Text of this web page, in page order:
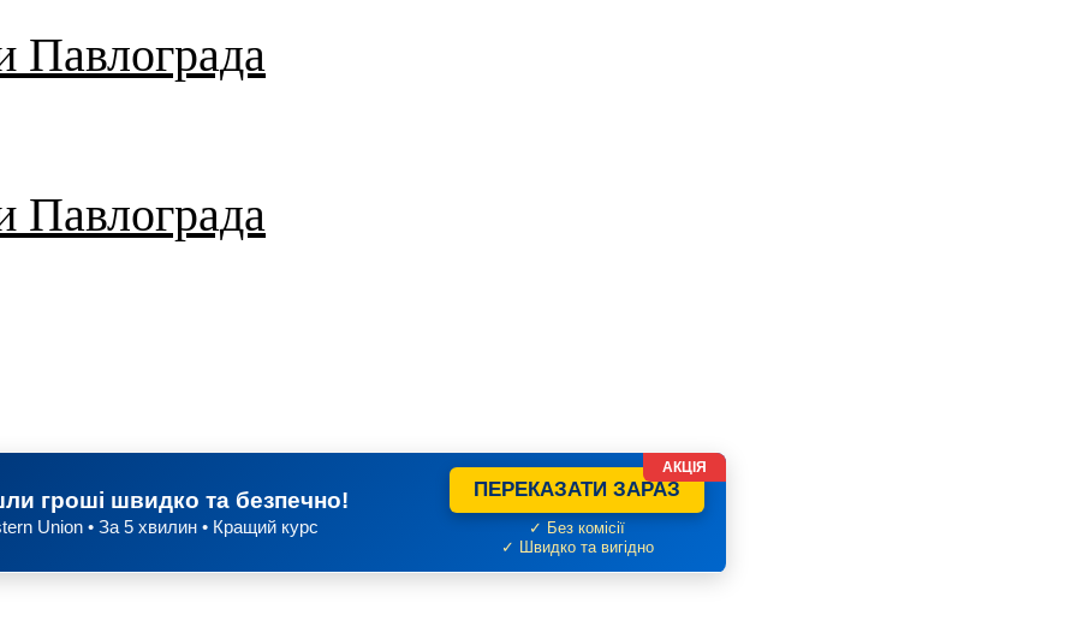
Павлограда
Павлограда
гроші швидко та безпечно!
Union • За 5 хвилин • Кращий курс
ПЕРЕКАЗАТИ ЗАРАЗ
✓ Без комісії
✓ Швидко та вигідно
АКЦІЯ